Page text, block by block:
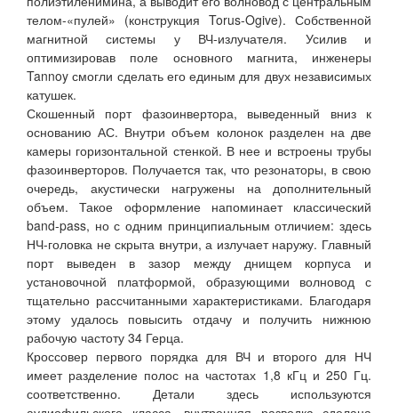
телом-«пулей» (конструкция Torus-Ogive). Собственной
магнитной системы у ВЧ-излучателя. Усилив и
оптимизировав поле основного магнита, инженеры
Tannoy смогли сделать его единым для двух независимых
катушек.
Скошенный порт фазоинвертора, выведенный вниз к
основанию АС. Внутри объем колонок разделен на две
камеры горизонтальной стенкой. В нее и встроены трубы
фазоинверторов. Получается так, что резонаторы, в свою
очередь, акустически нагружены на дополнительный
объем. Такое оформление напоминает классический
band-pass, но с одним принципиальным отличием: здесь
НЧ-головка не скрыта внутри, а излучает наружу. Главный
порт выведен в зазор между днищем корпуса и
установочной платформой, образующими волновод с
тщательно рассчитанными характеристиками. Благодаря
этому удалось повысить отдачу и получить нижнюю
рабочую частоту 34 Герца.
Кроссовер первого порядка для ВЧ и второго для НЧ
имеет разделение полос на частотах 1,8 кГц и 250 Гц.
соответственно. Детали здесь используются